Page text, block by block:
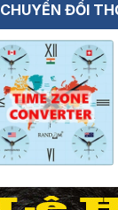
CHUYỂN ĐỔI